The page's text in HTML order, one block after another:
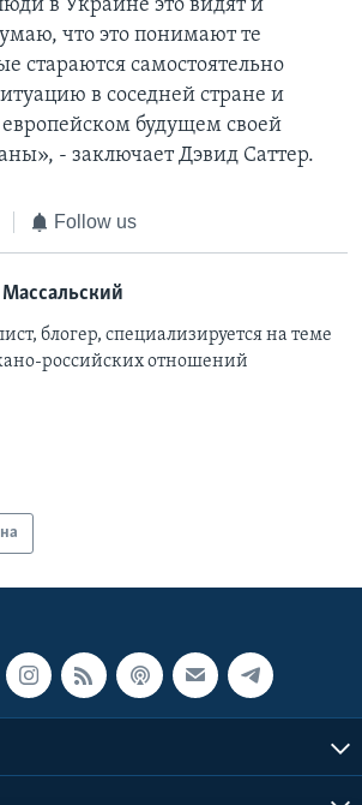
в Украине это видят и
что это понимают те
стараются самостоятельно
в соседней стране и
будущем своей
- заключает Дэвид Саттер.
Follow us
блогер, специализируется на теме
российских отношений